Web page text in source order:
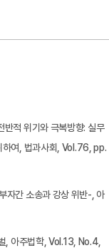
반적 위기와 극복방향: 실무
하여, 법과사회, Vol.76, pp.
자간 소송과 강상 위반-, 아
, 아주법학, Vol.13, No.4,